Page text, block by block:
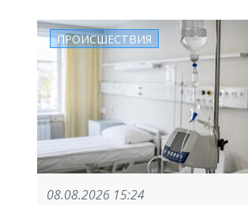
похудении?
ПРОИСШЕСТВИЯ
08.08.2026 15:24